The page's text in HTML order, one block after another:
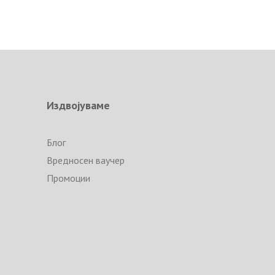
Издвојуваме
Блог
Вредносен ваучер
Промоции